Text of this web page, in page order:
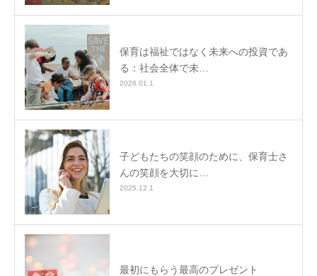
保育は福祉ではなく未来への投資であ
る：社会全体で未…
2026.01.1
子どもたちの笑顔のために、保育士さ
んの笑顔を大切に…
2025.12.1
最初にもらう最高のプレゼント